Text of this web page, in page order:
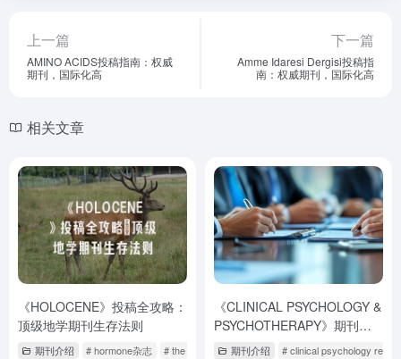
上一篇
AMINO ACIDS投稿指南：权威
期刊，国际化高
下一篇
Amme Idaresi Dergisi投稿指
南：权威期刊，国际化高
相关文章
《HOLOCENE》投稿全攻略：
顶级地学期刊生存法则
期刊介绍 # hormone杂志 # the holocene期刊
《CLINICAL PSYCHOLOGY &
PSYCHOTHERAPY》期刊评
介｜投稿全流程实务指南
期刊介绍 # clinical psychology